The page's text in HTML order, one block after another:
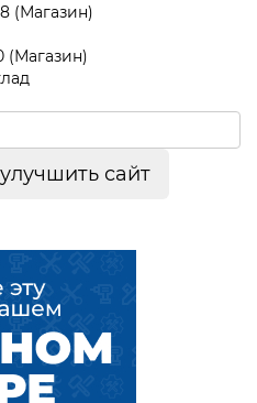
(Магазин)
(Магазин)
сайт